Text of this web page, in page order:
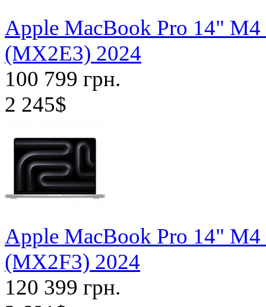
Apple MacBook Pro 14"
(MX2E3) 2024
100 799 грн.
2 245$
Apple MacBook Pro 14"
(MX2F3) 2024
120 399 грн.